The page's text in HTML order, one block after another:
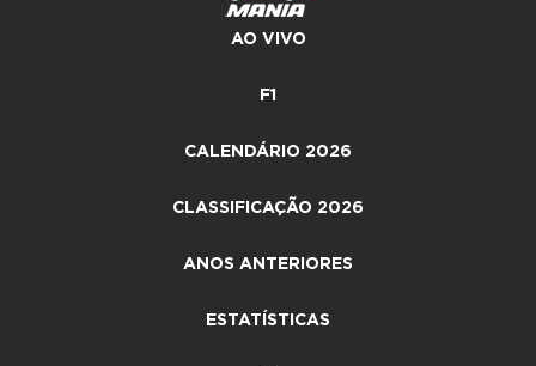
AO VIVO
F1
CALENDÁRIO 2026
CLASSIFICAÇÃO 2026
ANOS ANTERIORES
ESTATÍSTICAS